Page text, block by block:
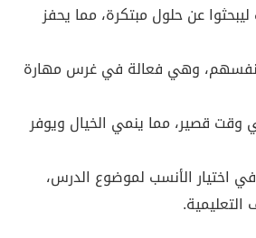
عن حلول مبتكرة، مما يحفز
بأنفسهم، وهي فعالة في غرس مهارة
وقت قصير، مما ينمي الخيال ويوفر
اختيار الأنسب لموضوع الدرس،
التعليمية.